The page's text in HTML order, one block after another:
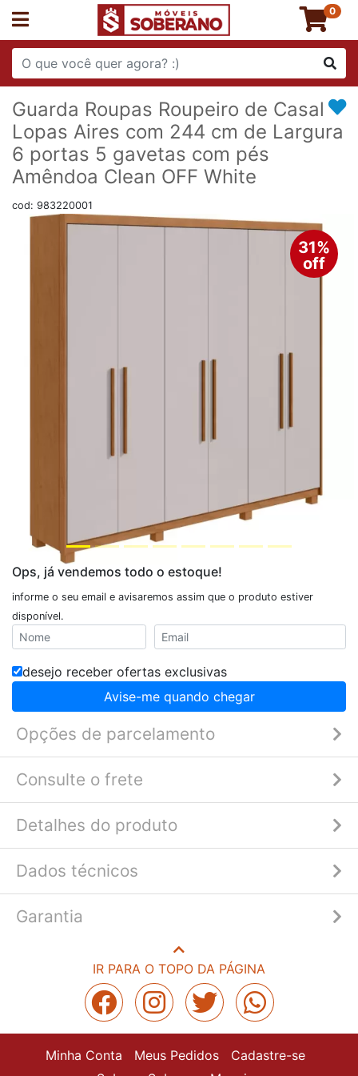
0
Guarda Roupas Roupeiro de Casal
Lopas Aires com 244 cm de Largura
6 portas 5 gavetas com pés
Amêndoa Clean OFF White
cod: 983220001
31%
off
Ops, já vendemos todo o estoque!
informe o seu email e avisaremos assim que o produto estiver
disponível.
desejo receber ofertas exclusivas
Avise-me quando chegar
Opções de parcelamento
Consulte o frete
Detalhes do produto
Dados técnicos
Garantia
IR PARA O TOPO DA PÁGINA
Minha Conta Meus Pedidos
Cadastre-se